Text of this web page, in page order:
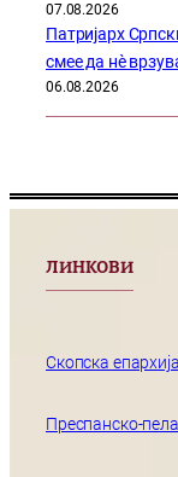
07.08.2026
Патријарх
смее да нѐ
06.08.2026
ЛИНКОВИ
Скопска епархија
Преспанско-